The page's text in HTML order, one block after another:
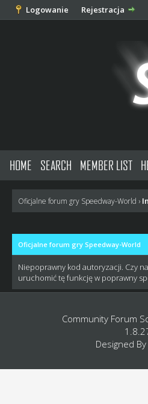
Logowanie Rejestracja
HOME SEARCH MEMBER LIST
Oficjalne forum gry Speedway-World ›
Oficjalne forum gry Speedway-World
Niepoprawny kod autoryzacji. Czy
uruchomić tę funkcję w poprawny
Community Forum
Designed By